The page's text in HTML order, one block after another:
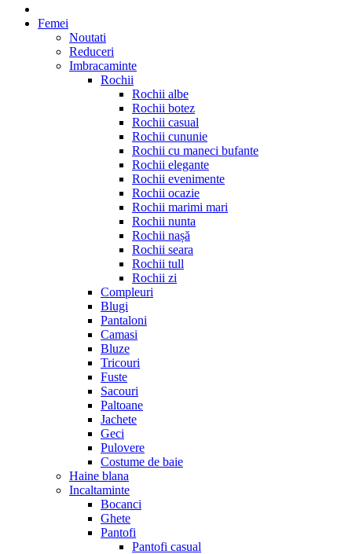
Femei
Noutati
Reduceri
Imbracaminte
Rochii
Rochii albe
Rochii botez
Rochii casual
Rochii cununie
Rochii cu maneci bufante
Rochii elegante
Rochii evenimente
Rochii ocazie
Rochii marimi mari
Rochii nunta
Rochii nașă
Rochii seara
Rochii tull
Rochii zi
Compleuri
Blugi
Pantaloni
Camasi
Bluze
Tricouri
Fuste
Sacouri
Paltoane
Jachete
Geci
Pulovere
Costume de baie
Haine blana
Incaltaminte
Bocanci
Ghete
Pantofi
Pantofi casual